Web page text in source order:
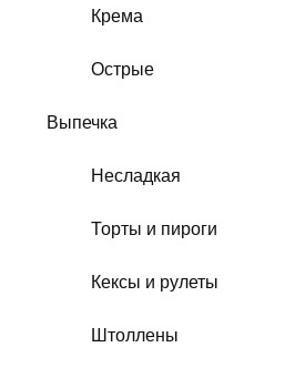
Крема
Острые
Выпечка
Несладкая
Торты и пироги
Кексы и рулеты
Штоллены